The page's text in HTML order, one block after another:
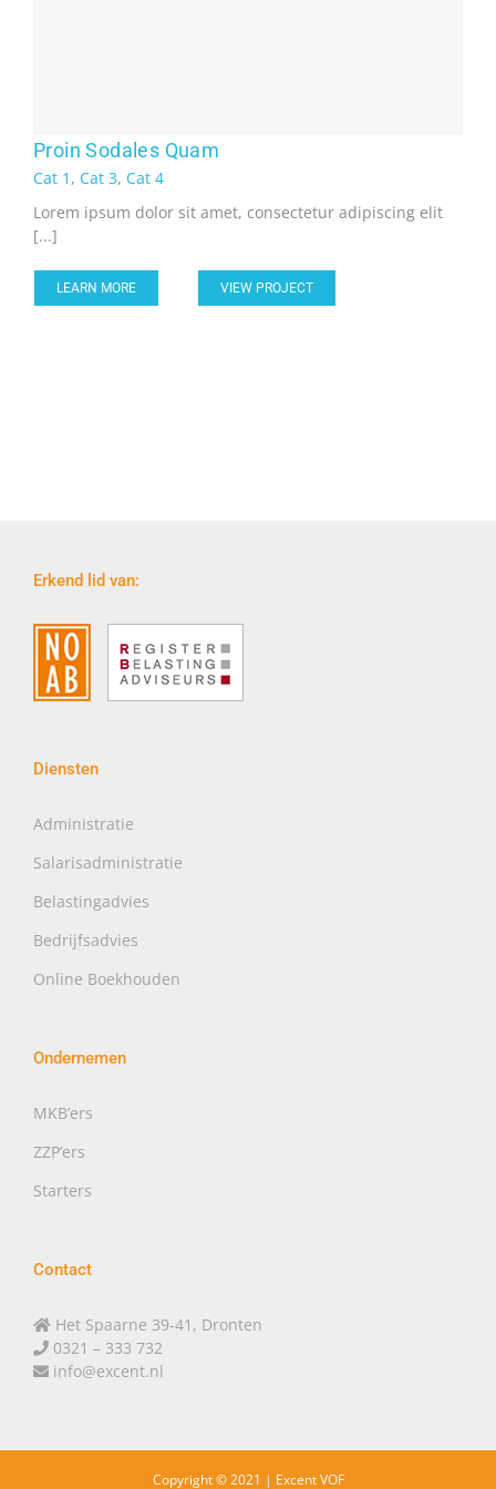
Proin Sodales Quam
Cat 1 , Cat 3, Cat 4
Lorem ipsum dolor sit amet, consectetur adipiscing elit
[...]
LEARN MORE VIEW PROJECT
Erkend lid van:
Diensten
Administratie
Salarisadministratie
Belastingadvies
Bedrijfsadvies
Online Boekhouden
Ondernemen
MKB’ers
ZZP’ers
Starters
Contact
Het Spaarne 39-41, Dronten
0321 – 333 732
info@excent.nl
Copyright © 2021 | Excent VOF